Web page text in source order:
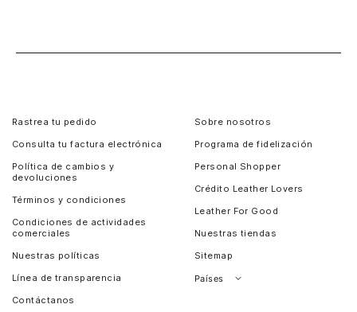
Rastrea tu pedido
Consulta tu factura electrónica
Política de cambios y
devoluciones
Términos y condiciones
Condiciones de actividades
comerciales
Nuestras políticas
Línea de transparencia
Contáctanos
Sobre nosotros
Programa de fidelización
Personal Shopper
Crédito Leather Lovers
Leather For Good
Nuestras tiendas
Sitemap
Países